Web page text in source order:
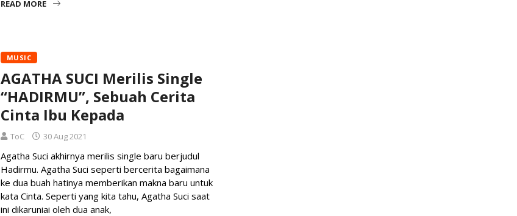
READ MORE
MUSIC
AGATHA SUCI Merilis Single
“HADIRMU”, Sebuah Cerita
Cinta Ibu Kepada
ToC 30 Aug 2021
Agatha Suci akhirnya merilis single baru berjudul
Hadirmu. Agatha Suci seperti bercerita bagaimana
ke dua buah hatinya memberikan makna baru untuk
kata Cinta. Seperti yang kita tahu, Agatha Suci saat
ini dikaruniai oleh dua anak,